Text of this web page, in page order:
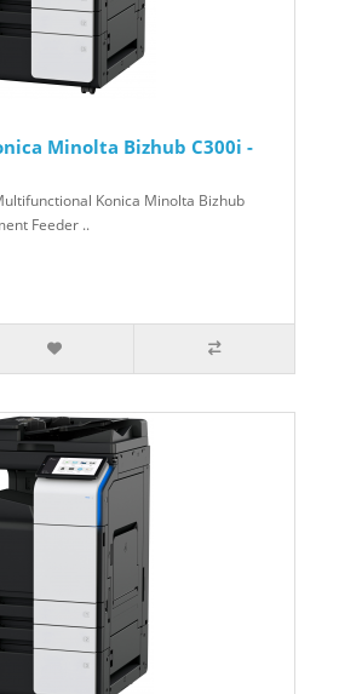
Minolta Bizhub C300i -
Konica Minolta Bizhub
Feeder ..